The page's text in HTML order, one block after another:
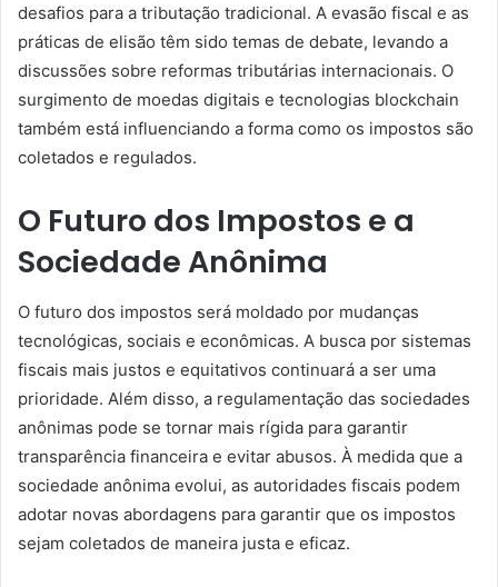
desafios para a tributação tradicional. A evasão fiscal e as
práticas de elisão têm sido temas de debate, levando a
discussões sobre reformas tributárias internacionais. O
surgimento de moedas digitais e tecnologias blockchain
também está influenciando a forma como os impostos são
coletados e regulados.
O Futuro dos Impostos e a
Sociedade Anônima
O futuro dos impostos será moldado por mudanças
tecnológicas, sociais e econômicas. A busca por sistemas
fiscais mais justos e equitativos continuará a ser uma
prioridade. Além disso, a regulamentação das sociedades
anônimas pode se tornar mais rígida para garantir
transparência financeira e evitar abusos. À medida que a
sociedade anônima evolui, as autoridades fiscais podem
adotar novas abordagens para garantir que os impostos
sejam coletados de maneira justa e eficaz.